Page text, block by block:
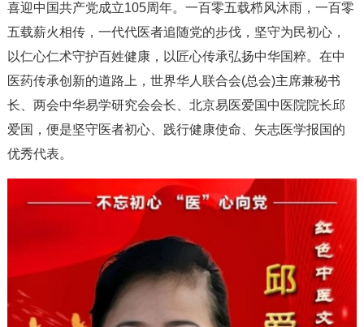
喜迎中国共产党成立105周年。一百零五载栉风沐雨，一百零
五载薪火相传，一代代医者追随党的步伐，坚守为民初心，
以仁心仁术守护百姓健康，以匠心传承弘扬中华国粹。在中
医药传承创新的道路上，世界华人联合会(总会)主席兼秘书
长、两会中华易学研究会会长、北京易医爱国中医院院长邱
爱国，便是坚守医者初心、践行健康使命、矢志医学报国的
优秀代表。